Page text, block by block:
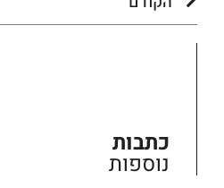
כתבות
נוספות